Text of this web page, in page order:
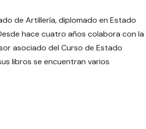
de Artillería, diplomado en Estado
hace cuatro años colabora con la
asociado del Curso de Estado
libros se encuentran varios